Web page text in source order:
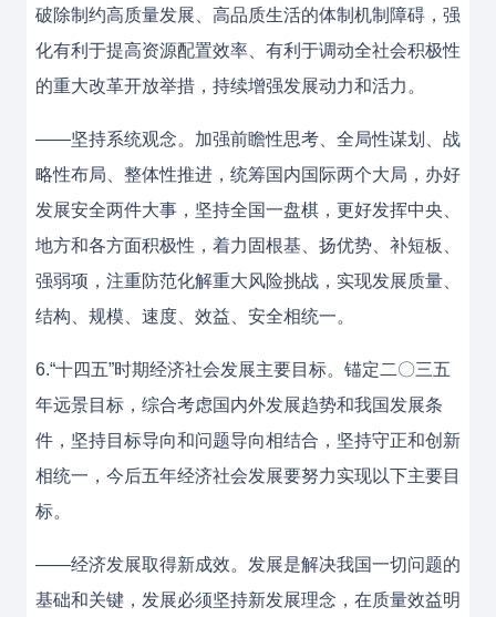
破除制约高质量发展、高品质生活的体制机制障碍，强
化有利于提高资源配置效率、有利于调动全社会积极性
的重大改革开放举措，持续增强发展动力和活力。
——坚持系统观念。加强前瞻性思考、全局性谋划、战
略性布局、整体性推进，统筹国内国际两个大局，办好
发展安全两件大事，坚持全国一盘棋，更好发挥中央、
地方和各方面积极性，着力固根基、扬优势、补短板、
强弱项，注重防范化解重大风险挑战，实现发展质量、
结构、规模、速度、效益、安全相统一。
6.“十四五”时期经济社会发展主要目标。锚定二〇三五
年远景目标，综合考虑国内外发展趋势和我国发展条
件，坚持目标导向和问题导向相结合，坚持守正和创新
相统一，今后五年经济社会发展要努力实现以下主要目
标。
——经济发展取得新成效。发展是解决我国一切问题的
基础和关键，发展必须坚持新发展理念，在质量效益明